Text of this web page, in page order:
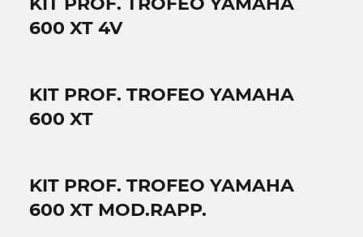
600 XT 4V
KIT PROF. TROFEO YAMAHA
600 XT
KIT PROF. TROFEO YAMAHA
600 XT MOD.RAPP.